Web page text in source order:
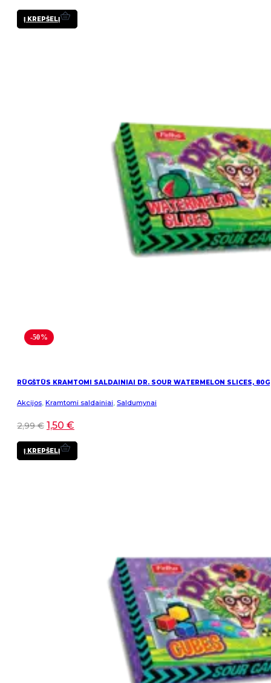
Į KREPŠELĮ
-50%
RŪGŠTŪS KRAMTOMI SALDAINIAI DR. SOUR WATERMELON SLICES, 80G
Akcijos, Kramtomi saldainiai, Saldumynai
2,99€ 1,50 €
Į KREPŠELĮ